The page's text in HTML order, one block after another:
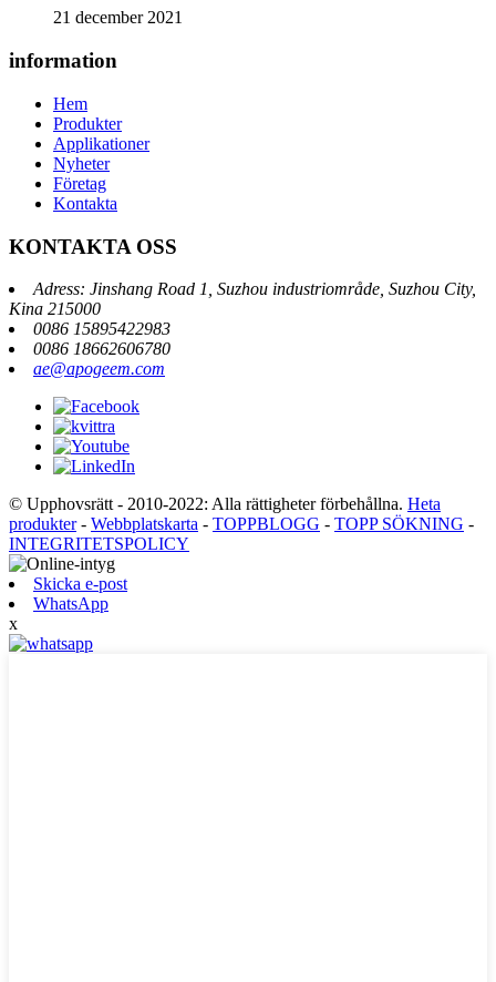
21 december 2021
information
Hem
Produkter
Applikationer
Nyheter
Företag
Kontakta
KONTAKTA OSS
Adress: Jinshang Road 1, Suzhou industriområde, Suzhou City,
Kina 215000
0086 15895422983
0086 18662606780
ae@apogeem.com
© Upphovsrätt - 2010-2022: Alla rättigheter förbehållna. Heta
produkter- Webbplatskarta - TOPPBLOGG - TOPP SÖKNING -
INTEGRITETSPOLICY
Skicka e-post
WhatsApp
x